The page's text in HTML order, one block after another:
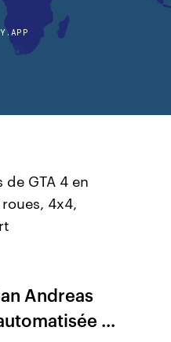
GTA 4 en
4x4,
Andreas
...